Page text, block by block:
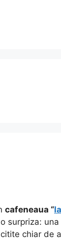
cafeneaua “
surpriza: una
chiar de